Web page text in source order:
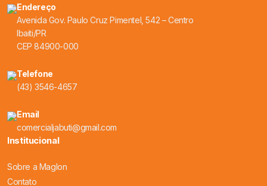
Endereço
Avenida Gov. Paulo Cruz Pimentel, 542 – Centro
Ibaiti/PR
CEP 84900-000
Telefone
(43) 3546-4657
Email
comercialjabuti@gmail.com
Institucional
Sobre a Maglon
Contato